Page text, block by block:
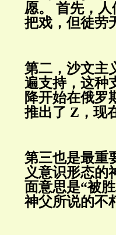
愿。
首先，人
把戏，但徒劳
第二，沙文主
遍支持，这种
降开始在俄罗
推出了 Z ，现
第三也是最重
义意识形态的
面意思是“被
神父所说的不